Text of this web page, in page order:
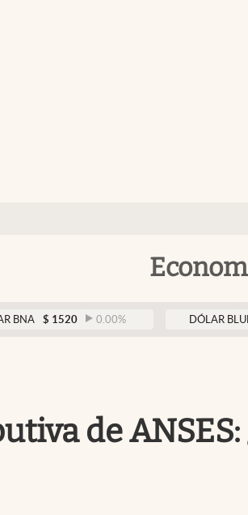
$ 1520 0.00 % DÓLAR BLUE $
de